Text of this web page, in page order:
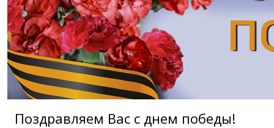
Поздравляем Вас с днем победы!